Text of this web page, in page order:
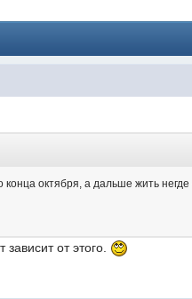
октября, а дальше жить
от этого.